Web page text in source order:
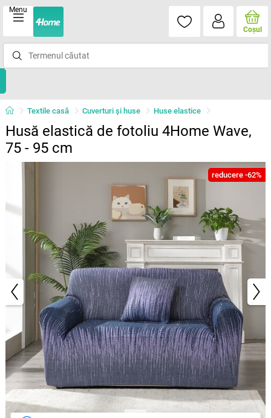
Menu
Coşul
Textile casă Cuverturi și huse Huse elastice
Husă elastică de fotoliu 4Home Wave,
75 - 95 cm
reducere -62%